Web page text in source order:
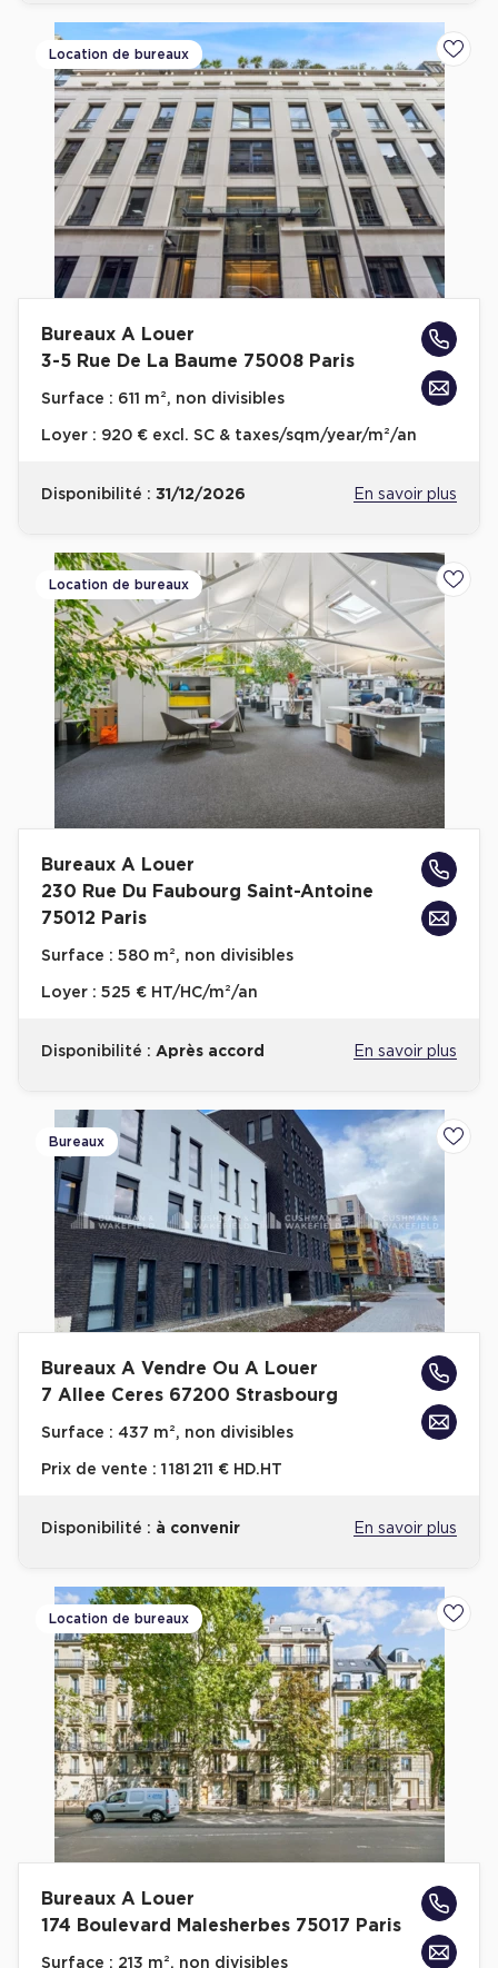
Location de bureaux
Bureaux A Louer
3-5 Rue De La Baume 75008 Paris
Surface : 611 m², non divisibles
Loyer : 920 € excl. SC & taxes/sqm/year/m²/an
Disponibilité : 31/12/2026 En savoir plus
Location de bureaux
Bureaux A Louer
230 Rue Du Faubourg Saint-Antoine
75012 Paris
Surface : 580 m², non divisibles
Loyer : 525 € HT/HC/m²/an
Disponibilité : Après accord En savoir plus
Bureaux
Bureaux A Vendre Ou A Louer
7 Allee Ceres 67200 Strasbourg
Surface : 437 m², non divisibles
Prix de vente : 1 181 211 € HD.HT
Disponibilité : à convenir En savoir plus
Location de bureaux
Bureaux A Louer
174 Boulevard Malesherbes 75017 Paris
Surface : 213 m², non divisibles